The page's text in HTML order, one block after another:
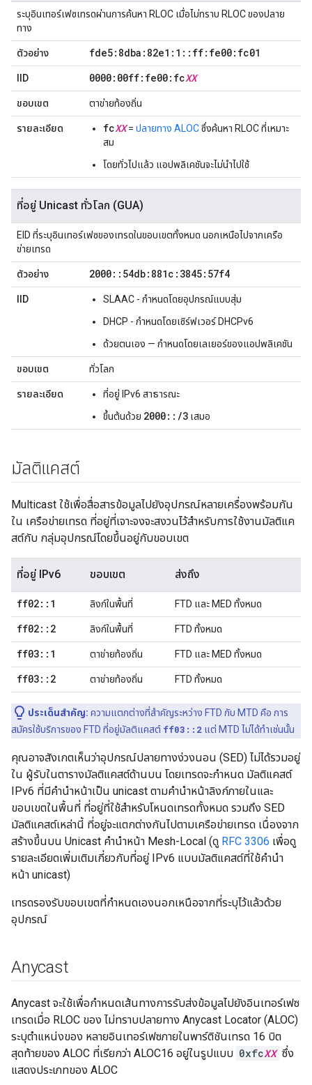
ระบุอินเทอร์เฟซเทรดผ่านการค้นหา RLOC เมื่อไม่ทราบ RLOC ของปลาย
ทาง
ตัวอย่าง fde5:8dba:82e1:1 :: ff:fe00:fc01
IID 0000:00ff:fe00:fcXX
ขอบเขต ตาข่ายท้องถิ่น
รายละเอียด fcXX= ปลายทาง ALOCซึ่งค้นหา RLOC ที่เหมาะ
สม
โดยทั่วไปแล้ว แอปพลิเคชันจะไม่นำไปใช้
ที่อยู่ Unicast ทั่วโลก (GUA)
EID ที่ระบุอินเทอร์เฟซของเทรดในขอบเขตทั้งหมด นอกเหนือไปจากเครือ
ข่ายเทรด
ตัวอย่าง 2000:: 54db:881c:3845:57f4
IID
SLAAC - กำหนดโดยอุปกรณ์แบบสุ่ม
DHCP - กำหนดโดยเซิร์ฟเวอร์ DHCPv6
ด้วยตนเอง — กำหนดโดยเลเยอร์ของแอปพลิเคชัน
ขอบเขต ทั่วโลก
รายละเอียด
ที่อยู่ IPv6 สาธารณะ
ขึ้นต้นด้วย 2000::/3 เสมอ
มัลติแคสต์
Multicast ใช้เพื่อสื่อสารข้อมูลไปยังอุปกรณ์หลายเครื่องพร้อมกัน
ใน เครือข่ายเทรด ที่อยู่ที่เจาะจงจะสงวนไว้สำหรับการใช้งานมัลติแค
สต์กับ กลุ่มอุปกรณ์โดยขึ้นอยู่กับขอบเขต
ที่อยู่ IPv6 ขอบเขต ส่งถึง
ff02:: 1 ลิงก์ในพื้นที่ FTD และ MED ทั้งหมด
ff02:: 2 ลิงก์ในพื้นที่ FTD ทั้งหมด
ff03:: 1 ตาข่ายท้องถิ่น FTD และ MED ทั้งหมด
ff03:: 2 ตาข่ายท้องถิ่น FTD ทั้งหมด
ประเด็นสำคัญ: ความแตกต่างที่สำคัญระหว่าง FTD กับ MTD คือ การ
สมัครใช้บริการของ FTD ที่อยู่มัลติแคสต์ ff03::2 แต่ MTD ไม่ได้ทำเช่นนั้น
คุณอาจสังเกตเห็นว่าอุปกรณ์ปลายทางง่วงนอน (SED) ไม่ได้รวมอยู่
ใน ผู้รับในตารางมัลติแคสต์ด้านบน โดยเทรดจะกำหนด มัลติแคสต์
IPv6 ที่มีคำนำหน้าเป็น unicast ตามคำนำหน้าลิงก์ภายในและ
ขอบเขตในพื้นที่ ที่อยู่ที่ใช้สำหรับโหนดเทรดทั้งหมด รวมถึง SED
มัลติแคสต์เหล่านี้ ที่อยู่จะแตกต่างกันไปตามเครือข่ายเทรด เนื่องจาก
สร้างขึ้นบน Unicast คำนำหน้า Mesh-Local (ดู RFC 3306 เพื่อดู
รายละเอียดเพิ่มเติมเกี่ยวกับที่อยู่ IPv6 แบบมัลติแคสต์ที่ใช้คำนำ
หน้า unicast)
เทรดรองรับขอบเขตที่กำหนดเองนอกเหนือจากที่ระบุไว้แล้วด้วย
อุปกรณ์
Anycast
Anycast จะใช้เพื่อกำหนดเส้นทางการรับส่งข้อมูลไปยังอินเทอร์เฟซ
เทรดเมื่อ RLOC ของ ไม่ทราบปลายทาง Anycast Locator (ALOC)
ระบุตำแหน่งของ หลายอินเทอร์เฟซภายในพาร์ติชันเทรด 16 บิต
สุดท้ายของ ALOC ที่เรียกว่า ALOC16 อยู่ในรูปแบบ 0xfcXX ซึ่ง
แสดงประเภทของ ALOC